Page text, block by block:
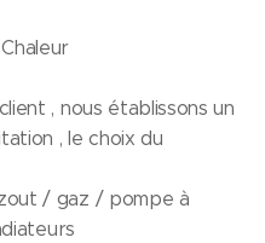
, nous établissons un
, le choix du
/ gaz / pompe à